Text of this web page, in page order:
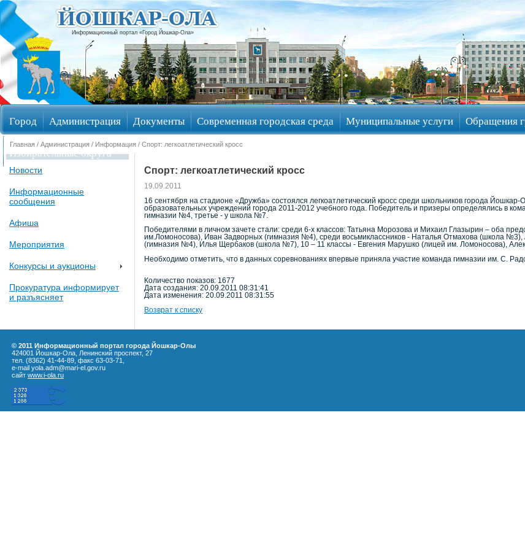
Информационный портал «Город Йошкар-Ола»
Город Администрация Документы Современная городская среда Муниципальные услуги Обращения
Избирательные округа
Главная / Администрация / Информация / Спорт: легкоатлетический кросс
Новости
Информационные
сообщения
Афиша
Мероприятия
Конкурсы и аукционы
Прокуратура информирует
и разъясняет
Спорт: легкоатлетический кросс
19.09.2011
16 сентября на стадионе «Дружба» состоялся легкоатлетический кросс среди школьников города
образовательных учреждений города 2011-2012 учебного года. Победитель и призеры определялись в
гимназии №4, третье - у школа №7.
Победителями в личном зачете стали: среди 6-х классов: Татьяна Морозова и Михаил Глазырин – оба
им.Ломоносова), Иван Задворных (гимназия №4), среди восьмиклассников - Наталья Отмахова (школа
(гимназия №4), Илья Щербаков (школа №7), 10 – 11 классы - Евгения Марушко (лицей им. Ломоносова),
Необходимо отметить, что в данных соревнованиях впервые приняла участие команда гимназии им. С.
Количество показов: 1677
Дата создания: 20.09.2011 08:31:41
Дата изменения: 20.09.2011 08:31:55
Возврат к списку
© 2011 Информационный портал города Йошкар-Олы
424001 Йошкар-Ола, Ленинский проспект, 27
тел. (8362) 41-44-89, факс 63-03-71,
e-mail yola.adm@mari-el.gov.ru
сайт www.i-ola.ru